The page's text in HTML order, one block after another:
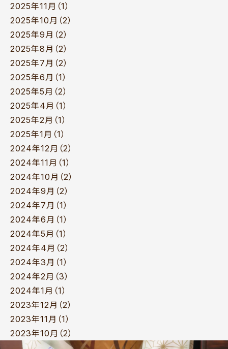
2025年11月（1）
2025年10月（2）
2025年9月（2）
2025年8月（2）
2025年7月（2）
2025年6月（1）
2025年5月（2）
2025年4月（1）
2025年2月（1）
2025年1月（1）
2024年12月（2）
2024年11月（1）
2024年10月（2）
2024年9月（2）
2024年7月（1）
2024年6月（1）
2024年5月（1）
2024年4月（2）
2024年3月（1）
2024年2月（3）
2024年1月（1）
2023年12月（2）
2023年11月（1）
2023年10月（2）